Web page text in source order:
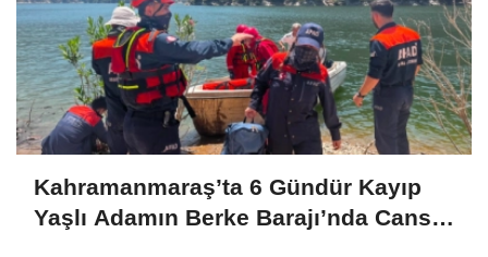
Kahramanmaraş’ta 6 Gündür Kayıp
Yaşlı Adamın Berke Barajı’nda Cansız